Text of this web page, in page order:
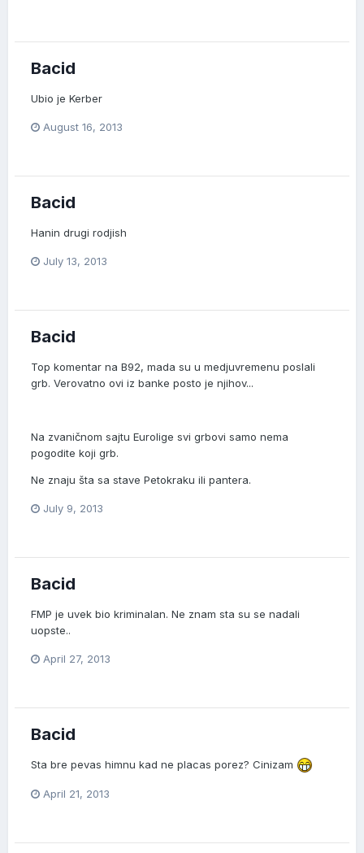
Bacid
Ubio je Kerber
August 16, 2013
Bacid
Hanin drugi rodjish
July 13, 2013
Bacid
Top komentar na B92, mada su u medjuvremenu poslali
grb. Verovatno ovi iz banke posto je njihov...
Na zvaničnom sajtu Eurolige svi grbovi samo nema
pogodite koji grb.
Ne znaju šta sa stave Petokraku ili pantera.
July 9, 2013
Bacid
FMP je uvek bio kriminalan. Ne znam sta su se nadali
uopste..
April 27, 2013
Bacid
Sta bre pevas himnu kad ne placas porez? Cinizam
April 21, 2013